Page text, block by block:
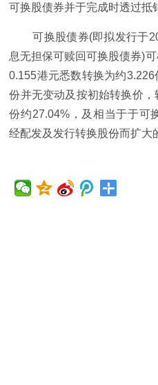
可换股债券并于完成时透过抵
可换股债券(即拟发行于
息无担保可赎回可换股债券)
0.155港元悉数转换为约
份并无变动及按初始转换价
份约27.04%，及相当于于可
经配发及发行转换股份而扩大